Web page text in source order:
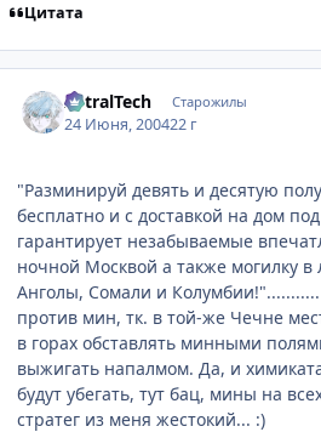
Цитата
AstralTech Старожилы
24 Июня, 200422 г
"Разминируй девять и десятую
бесплатно и с доставкой на дом
гарантирует незабываемые
ночной Москвой а также могилку
Анголы, Сомали и
против мин, тк. в той-же Чечне
в горах обставлять минными
выжигать напалмом. Да, и
будут убегать, тут бац, мины на
стратег из меня жестокий... :)